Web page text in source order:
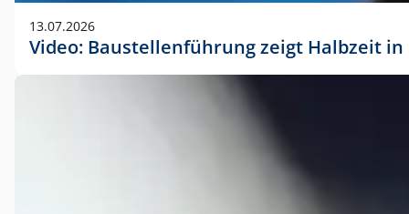
13.07.2026
Video: Baustellenführung zeigt Halbzeit